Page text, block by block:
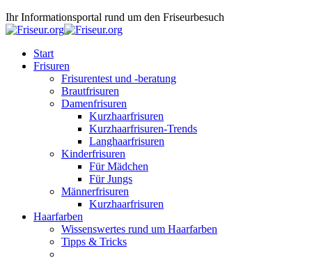
Ihr Informationsportal rund um den Friseurbesuch
Start
Frisuren
Frisurentest und -beratung
Brautfrisuren
Damenfrisuren
Kurzhaarfrisuren
Kurzhaarfrisuren-Trends
Langhaarfrisuren
Kinderfrisuren
Für Mädchen
Für Jungs
Männerfrisuren
Kurzhaarfrisuren
Haarfarben
Wissenswertes rund um Haarfarben
Tipps & Tricks